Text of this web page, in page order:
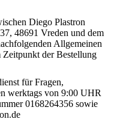
Diego Plastron
48691 Vreden und dem
Allgemeinen
Zeitpunkt der Bestellung
für Fragen,
werktags von 9:00 UHR
0168264356 sowie